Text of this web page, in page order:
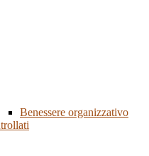
Benessere organizzativo